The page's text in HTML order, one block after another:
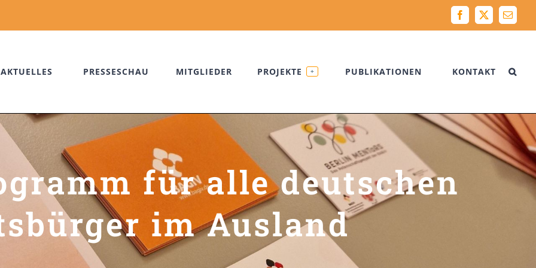
Facebook
X Email
AKTUELLES PRESSESCHAU MITGLIEDER PROJEKTE + PUBLIKATIONEN KONTAKT
für alle deutschen
im Ausland